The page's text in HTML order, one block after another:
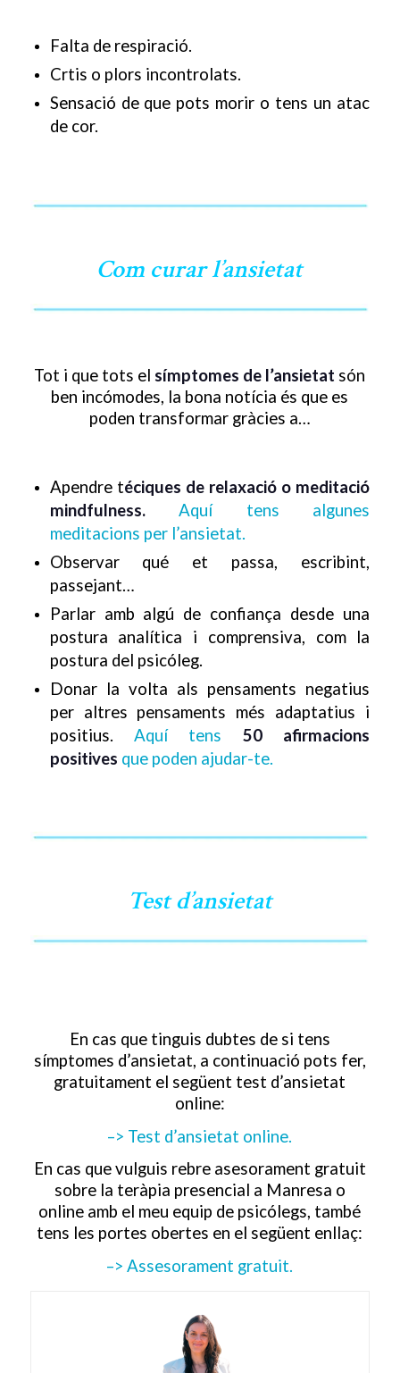
Falta de respiració.
Crtis o plors incontrolats.
Sensació de que pots morir o tens un atac
de cor.
Com curar l’ansietat
Tot i que tots elsímptomes de l’ansietat són
ben incómodes, la bona notícia és que es
poden transformar gràcies a…
Apendre téciques de relaxació o meditació
mindfulness.Aquí tens algunes
meditacions per l’ansietat.
Observar qué et passa, escribint,
passejant…
Parlar amb algú de confiança desde una
postura analítica i comprensiva, com la
postura del psicóleg.
Donar la volta als pensaments negatius
per altres pensaments més adaptatius i
positius. Aquí tens 50 afirmacions
positives que poden ajudar-te.
Test d’ansietat
En cas que tinguis dubtes de si tens
símptomes d’ansietat, a continuació pots fer,
gratuitament el següent test d’ansietat
online:
–> Test d’ansietat online.
En cas que vulguis rebre asesorament gratuit
sobre la teràpia presencial a Manresa o
online amb el meu equip de psicólegs, també
tens les portes obertes en el següent enllaç:
–> Assesorament gratuit.